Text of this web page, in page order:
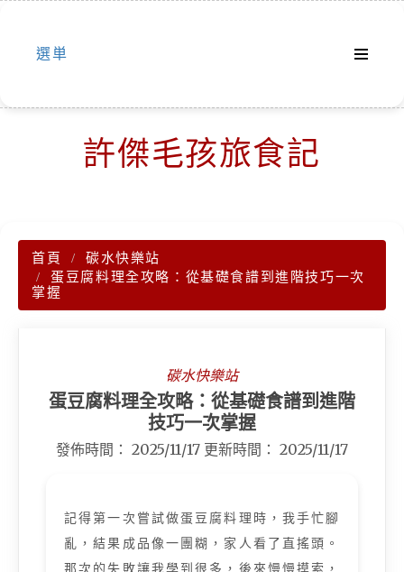
選単
許傑毛孩旅食記
首頁
碳水快樂站
蛋豆腐料理全攻略：從基礎食譜到進階技巧一次
掌握
碳水快樂站
蛋豆腐料理全攻略：從基礎食譜到進階
技巧一次掌握
發佈時間： 2025/11/17 更新時間： 2025/11/17
記得第一次嘗試做蛋豆腐料理時，我手忙腳
亂，結果成品像一團糊，家人看了直搖頭。
那次的失敗讓我學到很多，後來慢慢摸索，